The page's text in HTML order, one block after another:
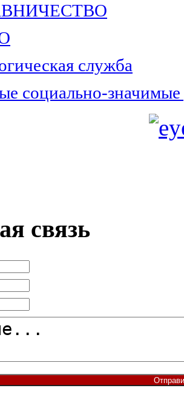
служба
социально-значимые
связь